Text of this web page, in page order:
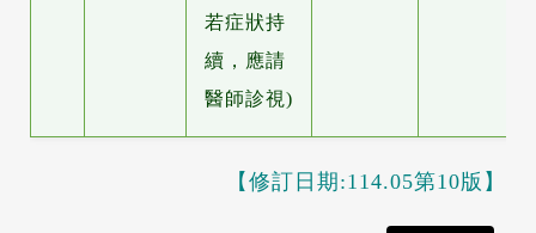
若症狀持
續，應請
醫師診視)
【修訂日期:114.05第10版】